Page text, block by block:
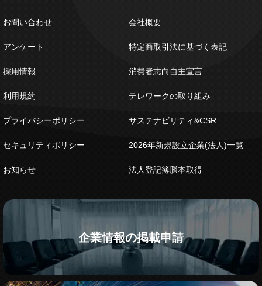
お問い合わせ
アンケート
採用情報
利用規約
プライバシーポリシー
セキュリティポリシー
お知らせ
会社概要
特定商取引法に基づく表記
消費者志向自主宣言
テレワークの取り組み
サステナビリティ&CSR
2026年新規設立企業(法人)一覧
法人登記簿謄本取得
企業情報の掲載申請